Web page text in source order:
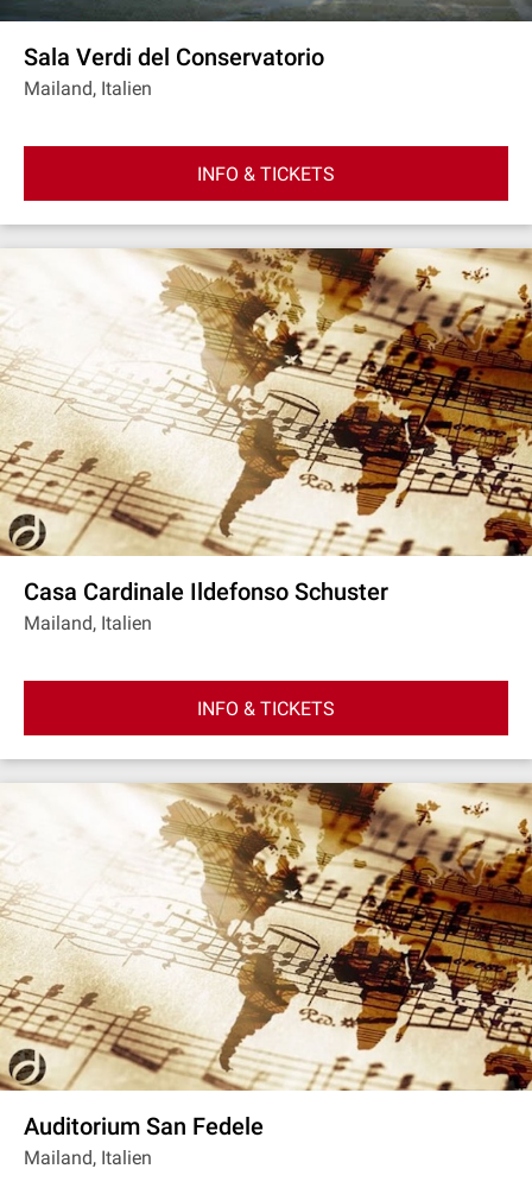
Sala Verdi del Conservatorio
Mailand, Italien
INFO & TICKETS
Casa Cardinale Ildefonso Schuster
Mailand, Italien
INFO & TICKETS
Auditorium San Fedele
Mailand, Italien